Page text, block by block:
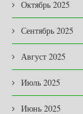
Октябрь 2025
Сентябрь 2025
Август 2025
Июль 2025
Июнь 2025